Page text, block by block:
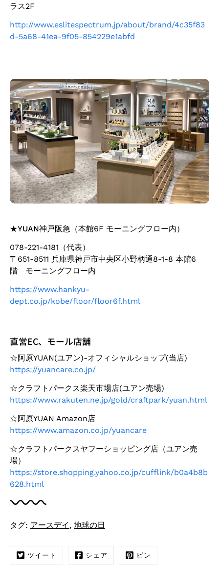
ラス2F
http://www.eslitespectrum.jp/about/brand/4c35f83
d-5a68-41ea-9f05-854229e1abfd
★YUAN神戸阪急 （本館6F モーニングフロー内）
078-221-4181（代表）
〒651-8511 兵庫県神戸市中央区小野柄通8-1-8 本館6
階 モーニングフロー内
https://www.hankyu-
dept.co.jp/kobe/floor/floor6f.html
直営EC、モール店舗
☆阿原YUAN(ユアン)-オフィシャルショップ(当店)
https://yuancare.co.jp/
☆クラフトパークス楽天市場店(ユアン売場)
https://www.rakuten.ne.jp/gold/craftpark/yuan.html
☆阿原YUAN Amazon店
https://www.amazon.co.jp/yuancare
☆クラフトパークスヤフーショッピング店（ユアン売
場）
https://store.shopping.yahoo.co.jp/cufflink/b0a4b8b
628.html
タグ: アースデイ , 地球の日
ツイート シェア ピン